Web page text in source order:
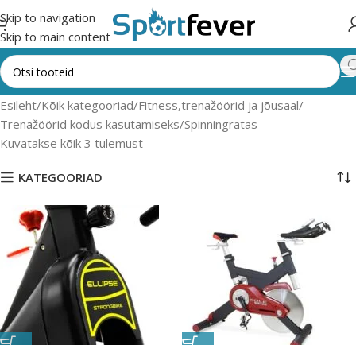
Skip to navigation
Skip to main content
Esileht Kõik kategooriad Fitness,trenažöörid ja jõusaal
Trenažöörid kodus kasutamiseks Spinningratas
Kuvatakse kõik 3 tulemust
KATEGOORIAD